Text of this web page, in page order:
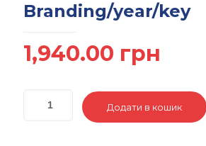
Branding/year/key
1,940.00 грн
Додати в кошик